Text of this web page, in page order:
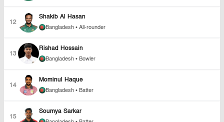
12
Shakib Al Hasan
Bangladesh • All-rounder
13
Rishad Hossain
Bangladesh • Bowler
14
Mominul Haque
Bangladesh • Batter
15
Soumya Sarkar